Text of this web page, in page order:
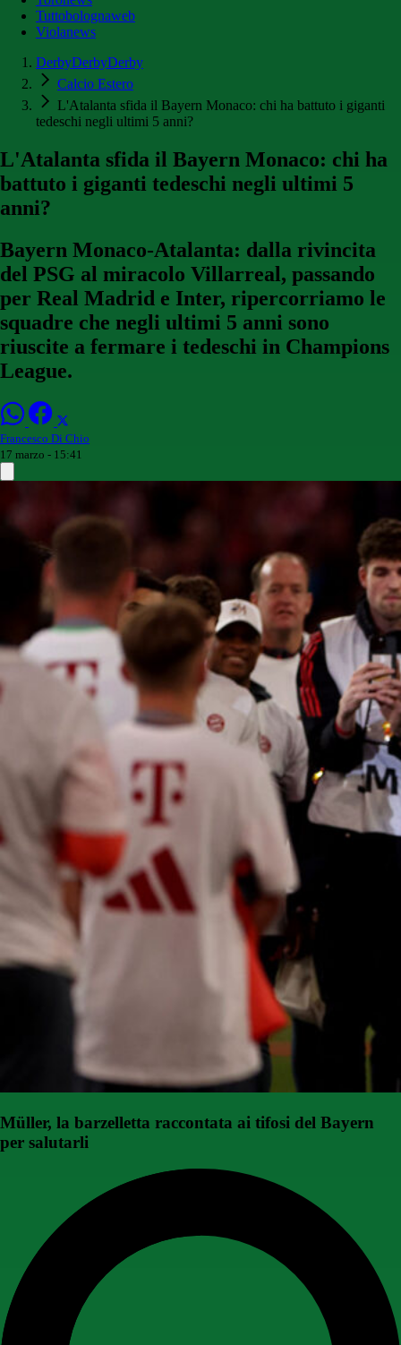
Tuttobolognaweb
Violanews
DerbyDerbyDerby
Calcio Estero
L'Atalanta sfida il Bayern Monaco: chi ha battuto i giganti
tedeschi negli ultimi 5 anni?
L'Atalanta sfida il Bayern Monaco: chi ha
battuto i giganti tedeschi negli ultimi 5
anni?
Bayern Monaco-Atalanta: dalla rivincita
del PSG al miracolo Villarreal, passando
per Real Madrid e Inter, ripercorriamo le
squadre che negli ultimi 5 anni sono
riuscite a fermare i tedeschi in Champions
League.
Francesco Di Chio
17 marzo - 15:41
Müller, la barzelletta raccontata ai tifosi del Bayern
per salutarli